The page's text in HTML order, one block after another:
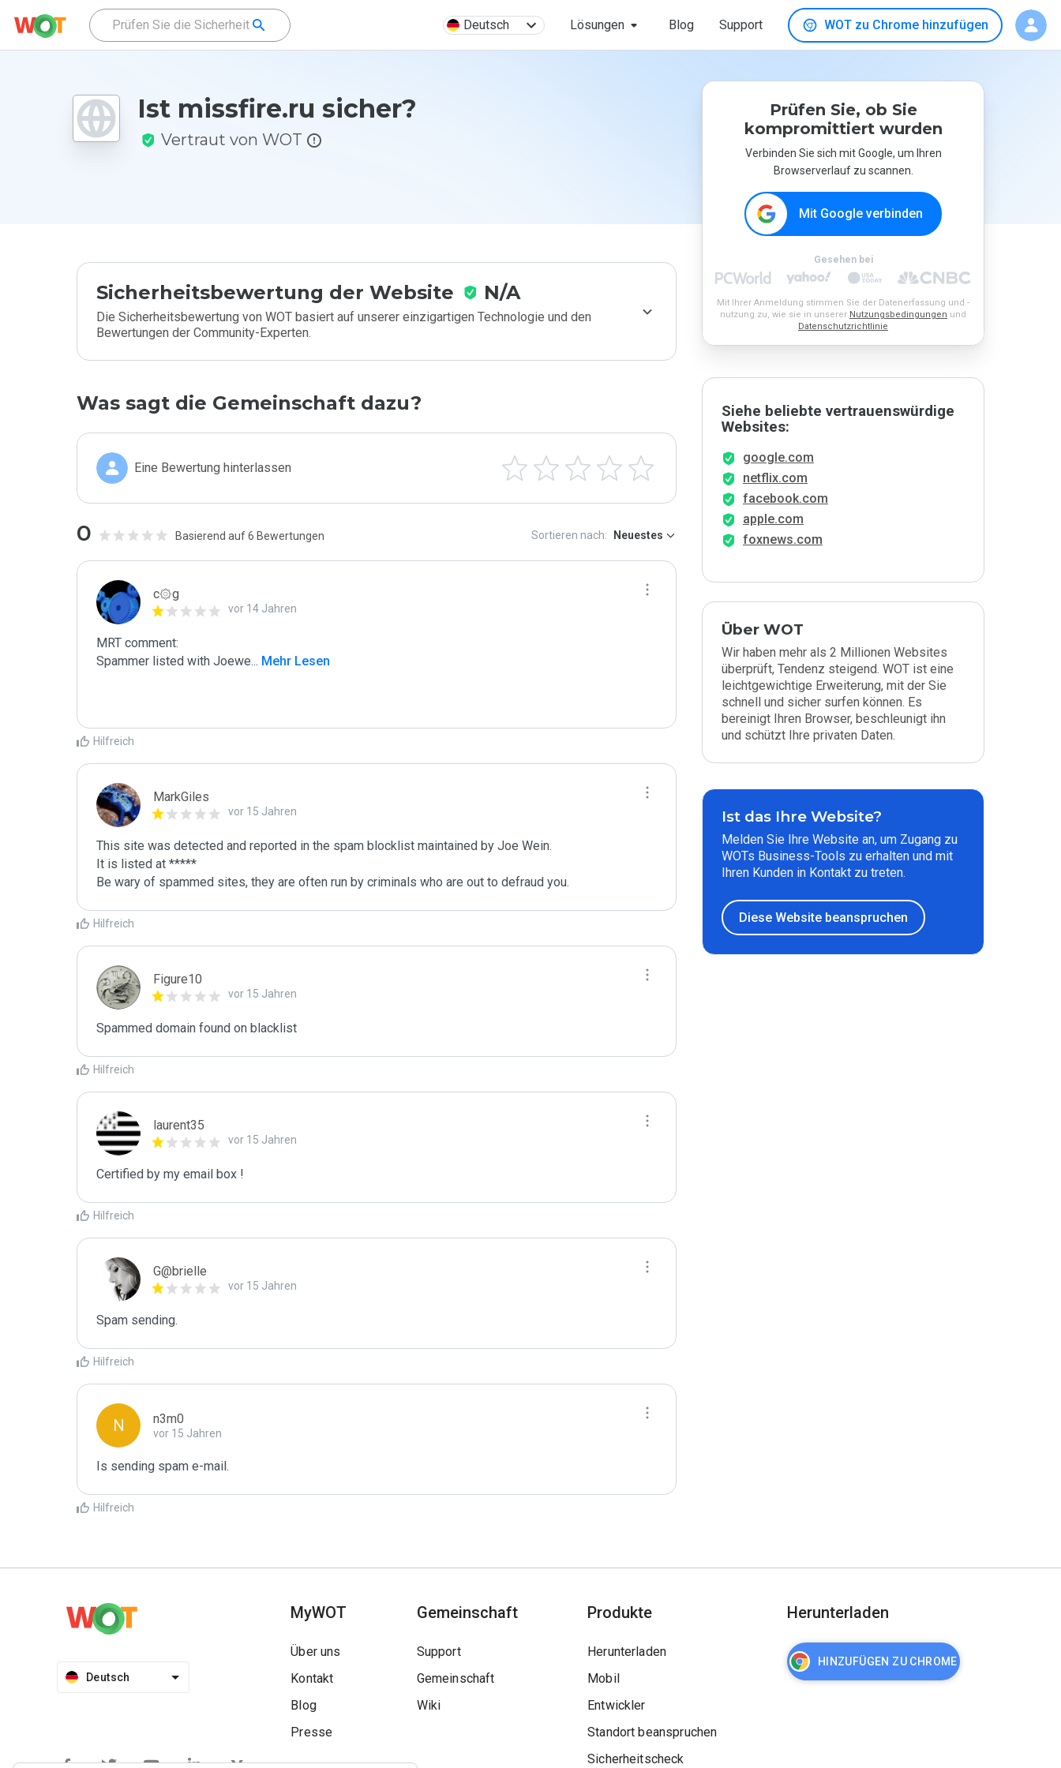
Deutsch Lösungen Blog Support WOT zu Chrome hinzufügen
Ist missfire.ru sicher?
Vertraut von WOT
Sicherheitsbewertung der Website N/A
Die Sicherheitsbewertung von WOT basiert auf unserer einzigartigen Technologie und den
Bewertungen der Community-Experten.
Was sagt die Gemeinschaft dazu?
Eine Bewertung hinterlassen
0 Basierend auf 6 Bewertungen Sortieren nach: Neuestes
c۞g
vor 14 Jahren
MRT comment:
Spammer listed with Joewe... Mehr Lesen
Hilfreich
MarkGiles
vor 15 Jahren
This site was detected and reported in the spam blocklist maintained by Joe Wein.
It is listed at *****
Be wary of spammed sites, they are often run by criminals who are out to defraud you.
Hilfreich
Figure10
vor 15 Jahren
Spammed domain found on blacklist
Hilfreich
laurent35
vor 15 Jahren
Certified by my email box !
Hilfreich
G@brielle
vor 15 Jahren
Spam sending.
Hilfreich
N n3m0
vor 15 Jahren
Is sending spam e-mail.
Hilfreich
Prüfen Sie, ob Sie
kompromittiert wurden
Verbinden Sie sich mit Google, um Ihren
Browserverlauf zu scannen.
Mit Google verbinden
Gesehen bei
Mit Ihrer Anmeldung stimmen Sie der Datenerfassung und -
nutzung zu, wie sie in unserer Nutzungsbedingungen und
Datenschutzrichtlinie
Siehe beliebte vertrauenswürdige
Websites:
google.com
netflix.com
facebook.com
apple.com
foxnews.com
Über WOT
Wir haben mehr als 2 Millionen Websites
überprüft, Tendenz steigend. WOT ist eine
leichtgewichtige Erweiterung, mit der Sie
schnell und sicher surfen können. Es
bereinigt Ihren Browser, beschleunigt ihn
und schützt Ihre privaten Daten.
Ist das Ihre Website?
Melden Sie Ihre Website an, um Zugang zu
WOTs Business-Tools zu erhalten und mit
Ihren Kunden in Kontakt zu treten.
Diese Website beanspruchen
Deutsch
MyWOT
Über uns
Kontakt
Blog
Presse
Gemeinschaft
Support
Gemeinschaft
Wiki
Produkte
Herunterladen
Mobil
Entwickler
Standort beanspruchen
Sicherheitscheck
Herunterladen
HINZUFÜGEN ZU CHROME